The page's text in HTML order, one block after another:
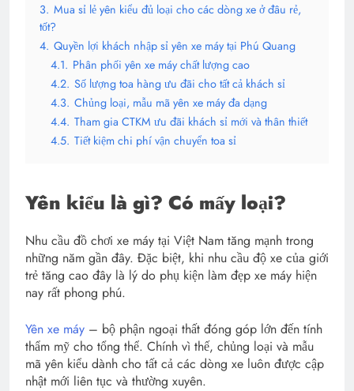
3. Mua sỉ lẻ yên kiểu đủ loại cho các dòng xe ở đâu rẻ,
tốt?
4. Quyền lợi khách nhập sỉ yên xe máy tại Phú Quang
4.1. Phân phối yên xe máy chất lượng cao
4.2. Số lượng toa hàng ưu đãi cho tất cả khách sỉ
4.3. Chủng loại, mẫu mã yên xe máy đa dạng
4.4. Tham gia CTKM ưu đãi khách sỉ mới và thân thiết
4.5. Tiết kiệm chi phí vận chuyển toa sỉ
Yên kiểu là gì? Có mấy loại?
Nhu cầu đồ chơi xe máy tại Việt Nam tăng mạnh trong
những năm gần đây. Đặc biệt, khi nhu cầu độ xe của giới
trẻ tăng cao đây là lý do phụ kiện làm đẹp xe máy hiện
nay rất phong phú.
Yên xe máy – bộ phận ngoại thất đóng góp lớn đến tính
thẩm mỹ cho tổng thể. Chính vì thế, chủng loại và mẫu
mã yên kiểu dành cho tất cả các dòng xe luôn được cập
nhật mới liên tục và thường xuyên.